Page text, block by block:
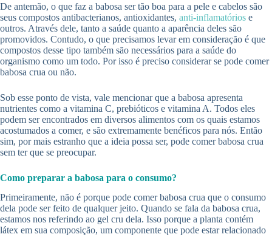
De antemão, o que faz a babosa ser tão boa para a pele e cabelos são
seus compostos antibacterianos, antioxidantes, anti-inflamatórios e
outros. Através dele, tanto a saúde quanto a aparência deles são
promovidos. Contudo, o que precisamos levar em consideração é que
compostos desse tipo também são necessários para a saúde do
organismo como um todo. Por isso é preciso considerar se pode comer
babosa crua ou não.
Sob esse ponto de vista, vale mencionar que a babosa apresenta
nutrientes como a vitamina C, prebióticos e vitamina A. Todos eles
podem ser encontrados em diversos alimentos com os quais estamos
acostumados a comer, e são extremamente benéficos para nós. Então
sim, por mais estranho que a ideia possa ser, pode comer babosa crua
sem ter que se preocupar.
Como preparar a babosa para o consumo?
Primeiramente, não é porque pode comer babosa crua que o consumo
dela pode ser feito de qualquer jeito. Quando se fala da babosa crua,
estamos nos referindo ao gel cru dela. Isso porque a planta contém
látex em sua composição, um componente que pode estar relacionado